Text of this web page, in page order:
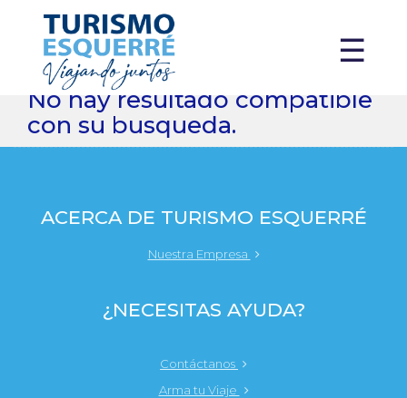
☰
X
No hay resultado compatible
con su busqueda.
ACERCA DE TURISMO ESQUERRÉ
Nuestra Empresa
¿NECESITAS AYUDA?
Contáctanos
Arma tu Viaje